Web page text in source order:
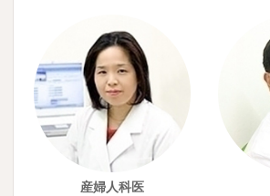
産婦人科医